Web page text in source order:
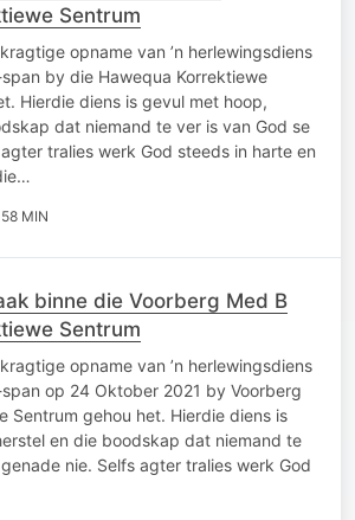
Sentrum
opname van ’n herlewingsdiens
by die Hawequa Korrektiewe
Hierdie diens is gevul met hoop,
dat niemand te ver is van God se
tralies werk God steeds in harte en
MIN
binne die Voorberg Med B
Sentrum
opname van ’n herlewingsdiens
op 24 Oktober 2021 by Voorberg
Sentrum gehou het. Hierdie diens is
en die boodskap dat niemand te
nie. Selfs agter tralies werk God